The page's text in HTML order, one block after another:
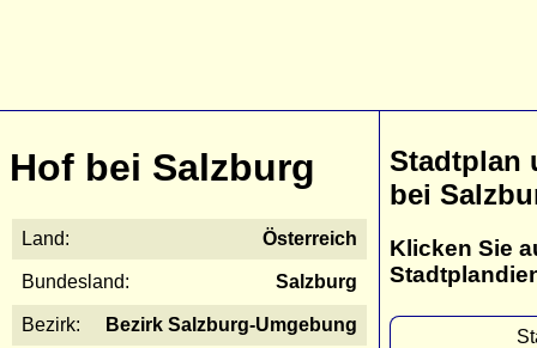
Hof bei Salzburg
Land: Österreich
Bundesland: Salzburg
Bezirk: Bezirk Salzburg-Umgebung
Stadtplan
bei
Klicken Sie